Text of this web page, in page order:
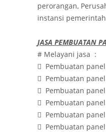
perorangan,
instansi
JASA PEMBUATAN
# Melayani jasa :
 Pembuatan
 Pembuatan panel
 Pembuatan
 Pembuatan panel
 Pembuatan
 Pembuatan panel